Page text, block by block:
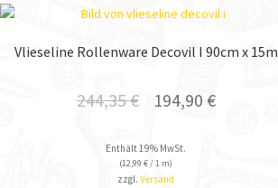
Vlieseline Rollenware Decovil I 90cm x 15m
244,35€ 194,90€
Enthält 19% MwSt.
(12,99€/ 1 m)
zzgl.Versand